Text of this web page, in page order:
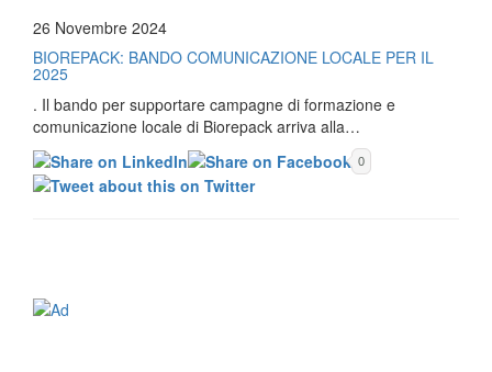
26 Novembre 2024
BIOREPACK: BANDO COMUNICAZIONE LOCALE PER IL
2025
. Il bando per supportare campagne di formazione e
comunicazione locale di Biorepack arriva alla…
0